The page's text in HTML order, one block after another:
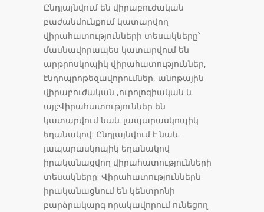
Ընդլայնվում են վիրաբուժական
բաժանմունքում կատարվող
վիրահատությունների տեսակները՝
մասնավորապես կատարվում են
արթրոսկոպիկ վիրահատություններ,
էնդոպրոթեզավորումներ, անոթային
վիրաբուժական ,ուրոլոգիական և
այլ:Վիրահատություններ են
կատարվում նաև լապարասկոպիկ
եղանակով: Ընդլայնվում է նաև
լապարասկոպիկ եղանակով
իրականացվող վիրահատությունների
տեսակները: Վիրահատություններն
իրականացնում են կենտրոնի
բարձրակարգ որակավորում ունեցող